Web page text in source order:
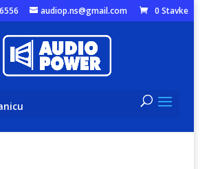
audiop.ns@gmail.com 0 Stavke